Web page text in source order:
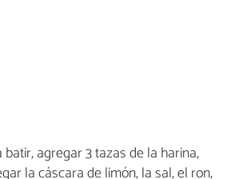
agregar 3 tazas de la harina,
la cáscara de limón, la sal, el ron,